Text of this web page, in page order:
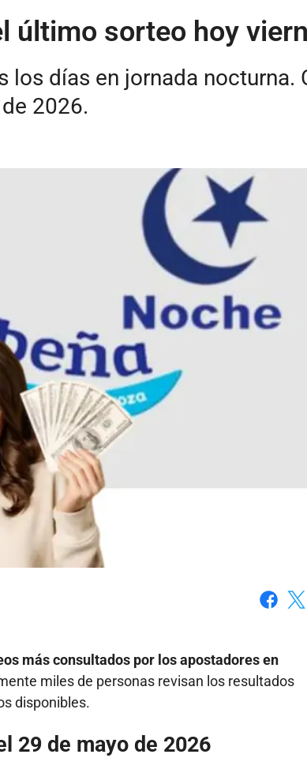
último sorteo hoy
los días en jornada
2026.
más consultados por los apostadores en
miles de personas revisan los resultados
disponibles.
29 de mayo de 2026